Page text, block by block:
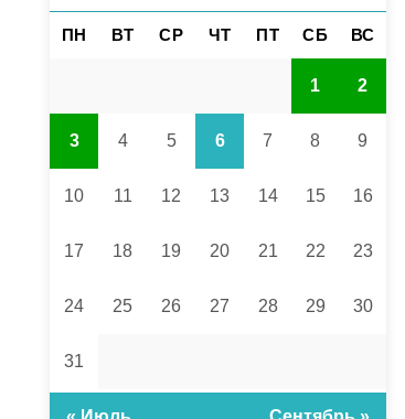
ПН ВТ СР ЧТ ПТ СБ ВС
1 2
3 4 5 6 7 8 9
10 11 12 13 14 15 16
17 18 19 20 21 22 23
24 25 26 27 28 29 30
31